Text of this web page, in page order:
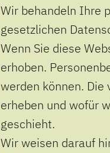
Wir behandeln Ihre
gesetzlichen
Wenn Sie diese
erhoben.
werden können.
erheben und wofür
geschieht.
Wir weisen darauf